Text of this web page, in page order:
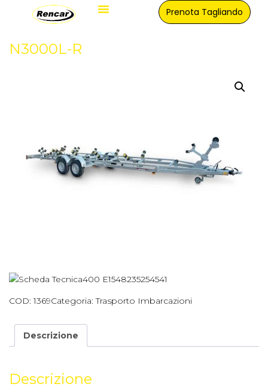
Prenota Tagliando
N3000L-R
COD:1369Categoria:Trasporto Imbarcazioni
Descrizione
Descrizione